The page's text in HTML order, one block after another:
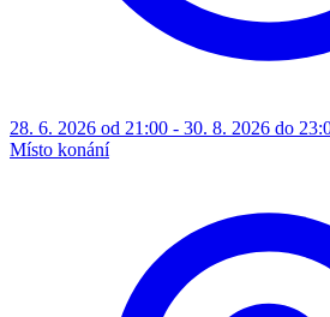
28. 6. 2026 od 21:00 - 30. 8. 2026 do
Místo konání